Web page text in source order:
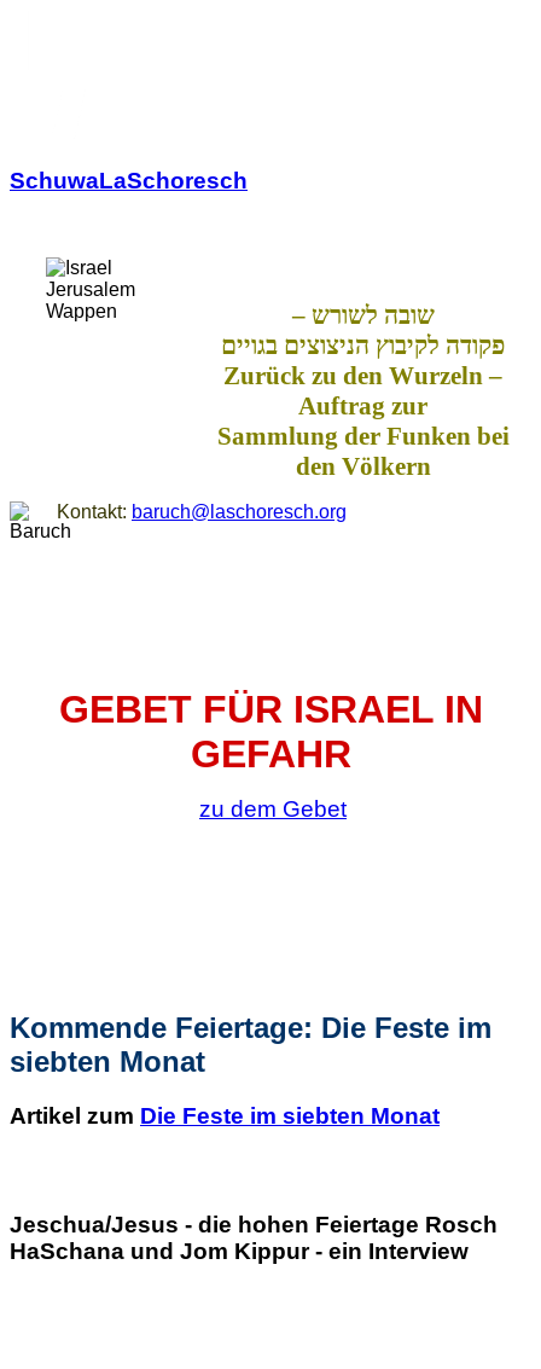
SchuwaLaSchoresch
שובה לשורש –
פקודה לקיבוץ הניצוצים בגויים
Zurück zu den Wurzeln –
Auftrag zur
Sammlung der Funken bei
den Völkern
Kontakt: baruch@laschoresch.org
GEBET FÜR ISRAEL IN
GEFAHR
zu dem Gebet
Kommende Feiertage: Die Feste im
siebten Monat
Artikel zum Die Feste im siebten Monat
Jeschua/Jesus - die hohen Feiertage Rosch
HaSchana und Jom Kippur - ein Interview